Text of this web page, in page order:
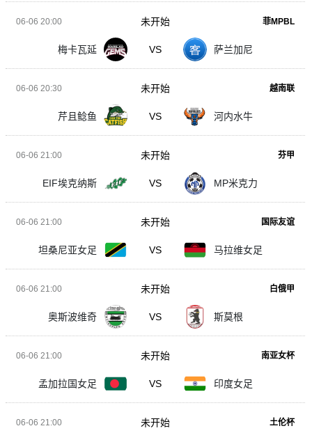
06-06 20:00 菲MPBL
梅卡瓦延 VS 萨兰加尼
未开始
06-06 20:30 越南联
芹且鲶鱼 VS 河内水牛
未开始
06-06 21:00 芬甲
EIF埃克纳斯 VS MP米克力
未开始
06-06 21:00 国际友谊
坦桑尼亚女足 VS 马拉维女足
未开始
06-06 21:00 白俄甲
奥斯波维奇 VS 斯莫根
未开始
06-06 21:00 南亚女杯
孟加拉国女足 VS 印度女足
未开始
06-06 21:00 土伦杯
未开始